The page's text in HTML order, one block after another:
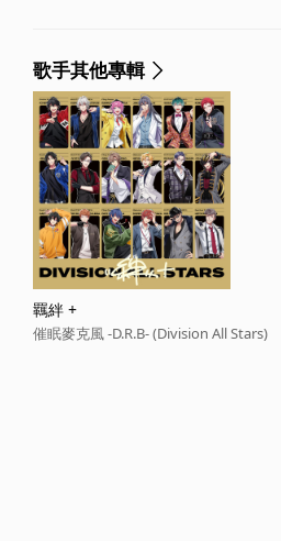
歌手其他專輯
羈絆 +
催眠麥克風 -D.R.B- (Division All Stars)